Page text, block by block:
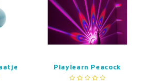
Playlearn Peacock
Projector